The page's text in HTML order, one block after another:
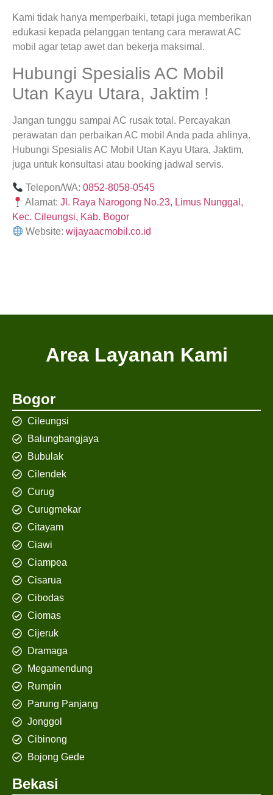
Kami tidak hanya memperbaiki, tetapi juga memberikan
edukasi kepada pelanggan tentang cara merawat AC
mobil agar tetap awet dan bekerja maksimal.
Hubungi Spesialis AC Mobil
Utan Kayu Utara, Jaktim !
Jangan tunggu sampai AC rusak total. Percayakan
perawatan dan perbaikan AC mobil Anda pada ahlinya.
Hubungi Spesialis AC Mobil Utan Kayu Utara, Jaktim,
juga untuk konsultasi atau booking jadwal servis.
Telepon/WA:0852-8058-0545
Alamat:Jl. Raya Narogong No.23, Limus Nunggal,
Kec. Cileungsi, Kab. Bogor
Website:wijayaacmobil.co.id
Area Layanan Kami
Bogor
Cileungsi
Balungbangjaya
Bubulak
Cilendek
Curug
Curugmekar
Citayam
Ciawi
Ciampea
Cisarua
Cibodas
Ciomas
Cijeruk
Dramaga
Megamendung
Rumpin
Parung Panjang
Jonggol
Cibinong
Bojong Gede
Bekasi